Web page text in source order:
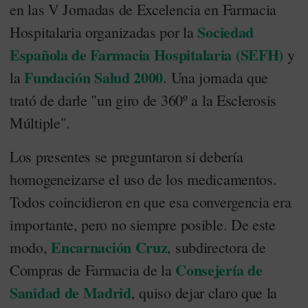
en las V Jornadas de Excelencia en Farmacia
Hospitalaria organizadas por la Sociedad
Española de Farmacia Hospitalaria (SEFH) y
laFundación Salud 2000. Una jornada que
trató de darle "un giro de 360º a la Esclerosis
Múltiple".
Los presentes se preguntaron si debería
homogeneizarse el uso de los medicamentos.
Todos coincidieron en que esa convergencia era
importante, pero no siempre posible. De este
modo,Encarnación Cruz, subdirectora de
Compras de Farmacia de la Consejería de
Sanidad de Madrid, quiso dejar claro que la